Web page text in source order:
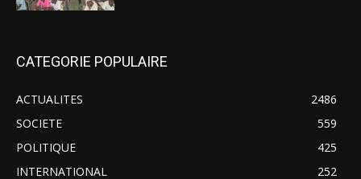
CATEGORIE POPULAIRE
ACTUALITES
2486
SOCIETE
559
POLITIQUE
425
INTERNATIONAL
252